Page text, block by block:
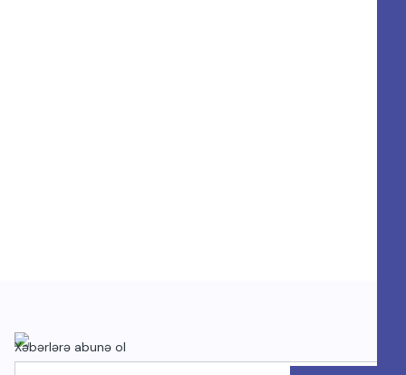
Xəbərlərə abunə ol